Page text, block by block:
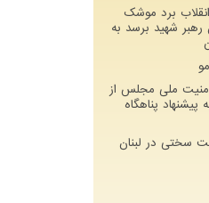
انقلاب برد موشک
رهبر شهید برسد به
ملی مجلس از
پناهگاه
سختی در لبنان